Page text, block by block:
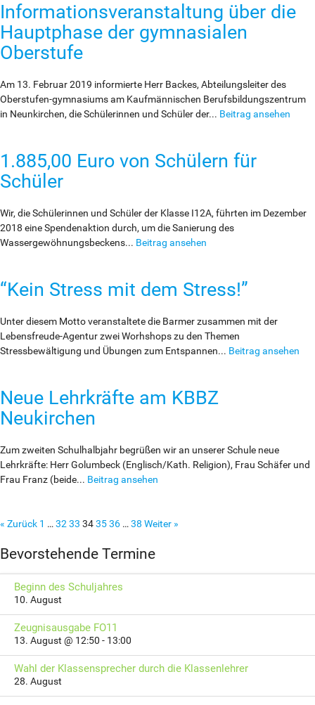
Informationsveranstaltung über die
Hauptphase der gymnasialen
Oberstufe
Am 13. Februar 2019 informierte Herr Backes, Abteilungsleiter des
Oberstufen-gymnasiums am Kaufmännischen Berufsbildungszentrum
in Neunkirchen, die Schülerinnen und Schüler der... Beitrag ansehen
1.885,00 Euro von Schülern für
Schüler
Wir, die Schülerinnen und Schüler der Klasse I12A, führten im Dezember
2018 eine Spendenaktion durch, um die Sanierung des
Wassergewöhnungsbeckens... Beitrag ansehen
“Kein Stress mit dem Stress!”
Unter diesem Motto veranstaltete die Barmer zusammen mit der
Lebensfreude-Agentur zwei Worhshops zu den Themen
Stressbewältigung und Übungen zum Entspannen... Beitrag ansehen
Neue Lehrkräfte am KBBZ
Neukirchen
Zum zweiten Schulhalbjahr begrüßen wir an unserer Schule neue
Lehrkräfte: Herr Golumbeck (Englisch/Kath. Religion), Frau Schäfer und
Frau Franz (beide... Beitrag ansehen
« Zurück 1 …3233 343536 …38 Weiter »
Bevorstehende Termine
Beginn des Schuljahres
10. August
Zeugnisausgabe FO11
13. August @ 12:50 - 13:00
Wahl der Klassensprecher durch die Klassenlehrer
28. August